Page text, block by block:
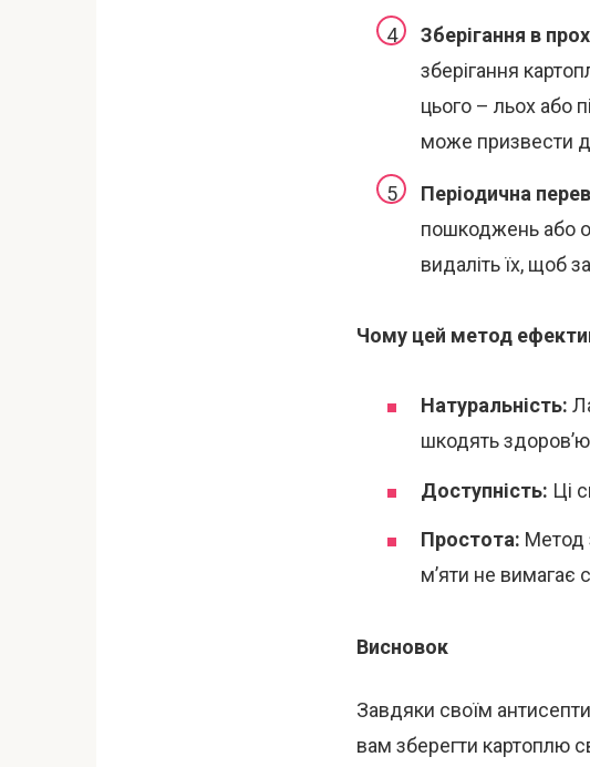
Зберігання в
зберігання
цього – льох або
може призвести
Періодична
пошкоджень або
видаліть їх, щоб
Чому цей метод
Натуральність:
шкодять
Доступність: Ці
Простота: Метод
м’яти не вимагає
Висновок
Завдяки своїм
вам зберегти картоплю